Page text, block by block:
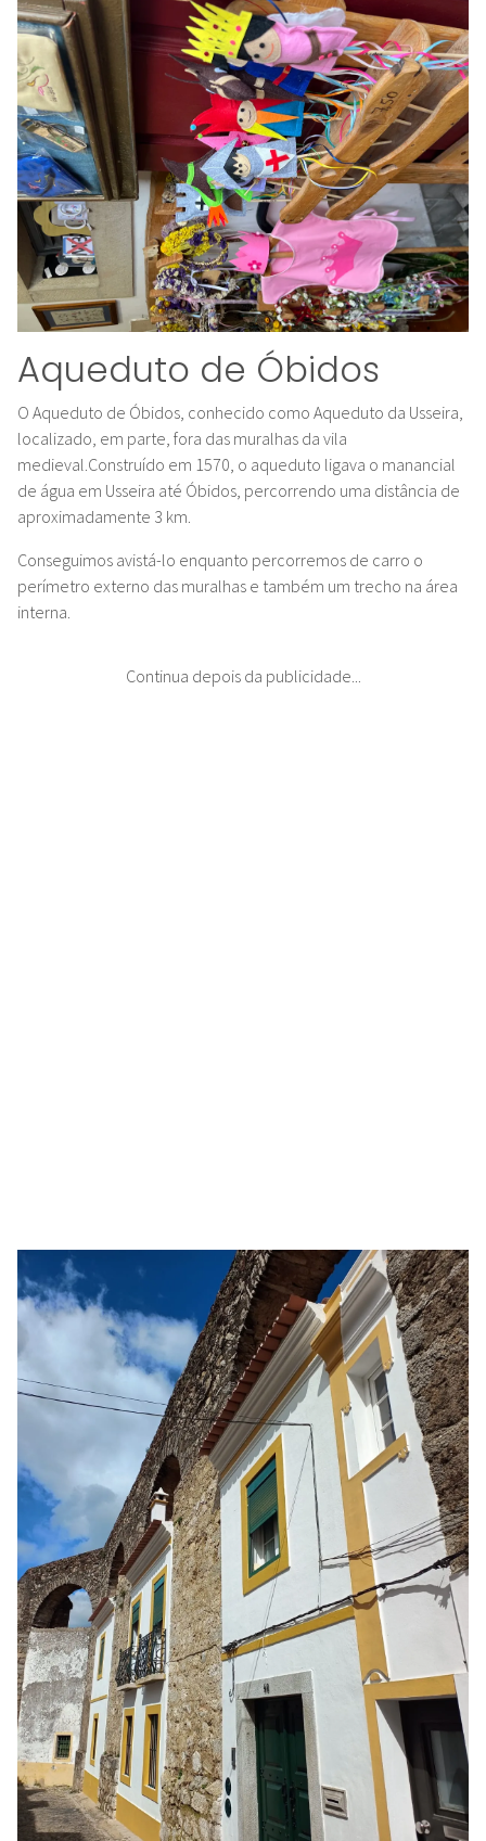
Aqueduto de Óbidos
O Aqueduto de Óbidos, conhecido como Aqueduto da Usseira,
localizado, em parte, fora das muralhas da vila
medieval.Construído em 1570, o aqueduto ligava o manancial
de água em Usseira até Óbidos, percorrendo uma distância de
aproximadamente 3 km.
Conseguimos avistá-lo enquanto percorremos de carro o
perímetro externo das muralhas e também um trecho na área
interna.
Continua depois da publicidade...